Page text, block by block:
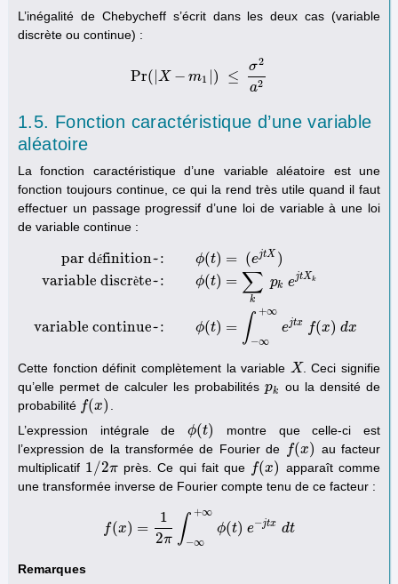
L’inégalité de Chebycheff s’écrit dans les deux cas (variable
discrète ou continue) :
Pr(|X − m1 |) ≤
σ2
a2
Pr(|X −m1|) ≤ σ2a 2
1.5. Fonction caractéristique d’une variable
aléatoire
La fonction caractéristique d’une variable aléatoire est une
fonction toujours continue, ce qui la rend très utile quand il faut
effectuer un passage progressif d’une loi de variable à une loi
de variable continue :
par définition~: ϕ(t)
variable discrète~: ϕ(t)
variable continue~: ϕ(t)
= (ejtX )
= ∑
k
pk ejtXk
= ∫ +∞
−∞
ejtx f(x) dx
variable discrète~:
Cette fonction définit complètement la variable X
X . Ceci signifie
qu’elle permet de calculer les probabilitéspk
pk ou la densité de
probabilité f(x)
f(x)
.
L’expression intégrale de ϕ(t)
ϕ(t)
montre que celle-ci est
l’expression de la transformée de Fourier de
f(x)
f(x)
au facteur
multiplicatif 1/2π
1/2π près. Ce qui fait que f(x)
f(x)
apparaît comme
une transformée inverse de Fourier compte tenu de ce facteur :
f(x) =
1
2π ∫ +∞
−∞
ϕ(t) e−jtx dt
f( x)= 12π −∞ (t) e− jtx dt
Remarques